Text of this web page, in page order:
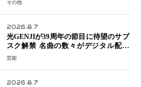
その他
2026.8.7
光GENJIが39周年の節目に待望のサブ
スク解禁 名曲の数々がデジタル配信
へ 40周年へ向け1年間で全作品を順次
芸能
2026.8.7